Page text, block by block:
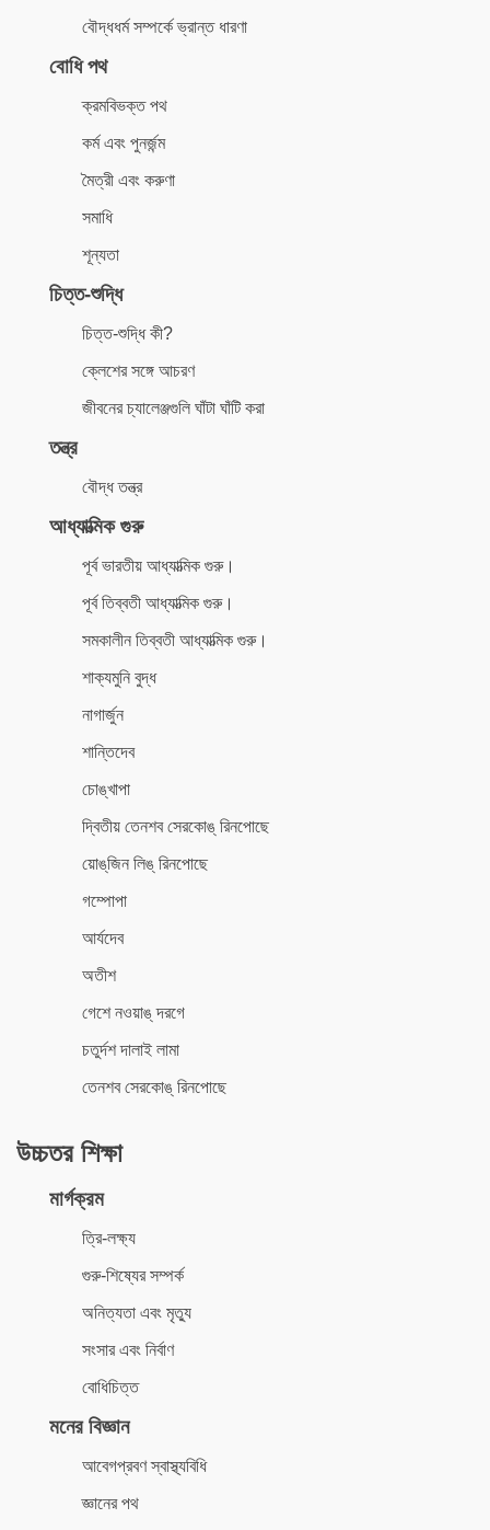
বৌদ্ধধর্ম সম্পর্কে ভ্রান্ত ধারণা
বোধি পথ
ক্রমবিভক্ত পথ
কর্ম এবং পুনর্জন্ম
মৈত্রী এবং করুণা
সমাধি
শূন্যতা
চিত্ত-শুদ্ধি
চিত্ত-শুদ্ধি কী?
ক্লেশের সঙ্গে আচরণ
জীবনের চ্যালেঞ্জগুলি ঘাঁটা ঘাঁটি করা
তন্ত্র
বৌদ্ধ তন্ত্র
আধ্যাত্মিক গুরু
পূর্ব ভারতীয় আধ্যাত্মিক গুরু।
পূর্ব তিব্বতী আধ্যাত্মিক গুরু।
সমকালীন তিব্বতী আধ্যাত্মিক গুরু।
শাক্যমুনি বুদ্ধ
নাগার্জুন
শান্তিদেব
চোঙ্‌খাপা
দ্বিতীয় তেনশব সেরকোঙ্‌ রিনপোছে
য়োঙ্‌জিন লিঙ্‌ রিনপোছে
গম্পোপা
আর্যদেব
অতীশ
গেশে নওয়াঙ্‌ দরগে
চতুর্দশ দালাই লামা
তেনশব সেরকোঙ্‌ রিনপোছে
উচ্চতর শিক্ষা
মার্গক্রম
ত্রি-লক্ষ্য
গুরু-শিষ্যের সম্পর্ক
অনিত্যতা এবং মৃত্যু
সংসার এবং নির্বাণ
বোধিচিত্ত
মনের বিজ্ঞান
আবেগপ্রবণ স্বাস্থ্যবিধি
জ্ঞানের পথ